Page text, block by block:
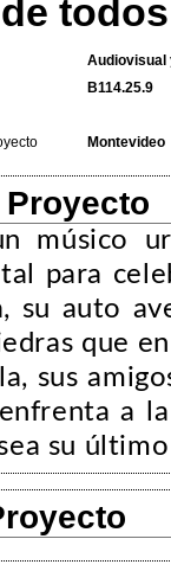
Audiovisual
B114.25.9
Montevideo
músico
para
su auto
que
sus
a
su